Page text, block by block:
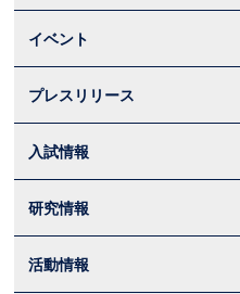
イベント
プレスリリース
入試情報
研究情報
活動情報